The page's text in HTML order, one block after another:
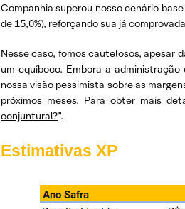
Companhia superou nosso cenário
de 15,0%), reforçando sua já
Nesse caso, fomos cautelosos, apesar
um equíboco. Embora a
nossa visão pessimista sobre as
próximos meses. Para obter mais
conjuntural?”.
Estimativas XP